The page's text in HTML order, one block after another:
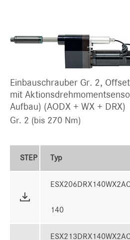
Einbauschrauber Gr. 2,
mit
Aufbau) (AODX + WX + DRX)
Gr. 2 (bis 270 Nm)
STEP Typ
140